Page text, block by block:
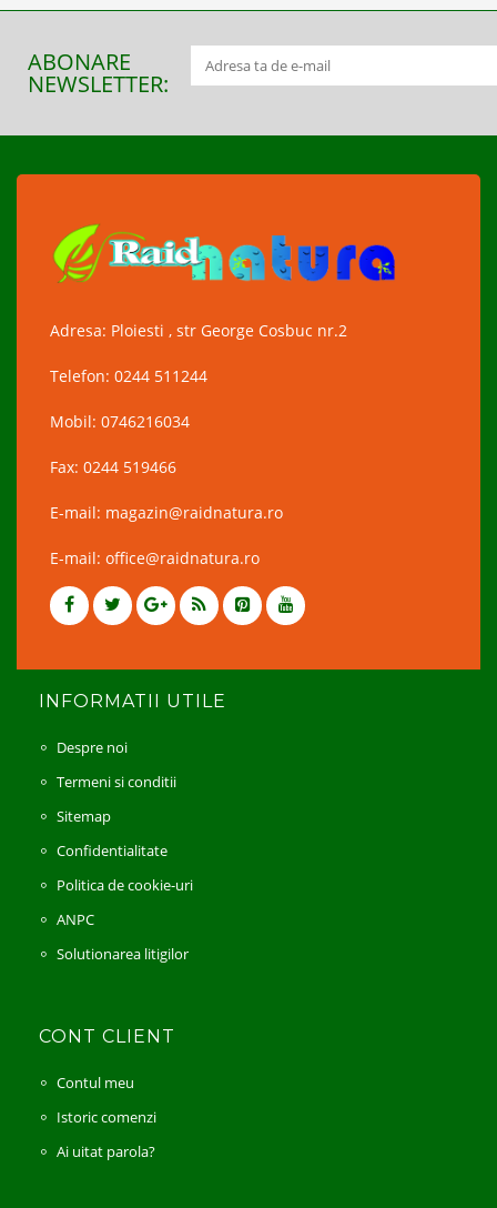
ABONARE
NEWSLETTER:
Adresa: Ploiesti , str George Cosbuc nr.2
Telefon: 0244 511244
Mobil: 0746216034
Fax: 0244 519466
E-mail: magazin@raidnatura.ro
E-mail: office@raidnatura.ro
INFORMATII UTILE
Despre noi
Termeni si conditii
Sitemap
Confidentialitate
Politica de cookie-uri
ANPC
Solutionarea litigilor
CONT CLIENT
Contul meu
Istoric comenzi
Ai uitat parola?